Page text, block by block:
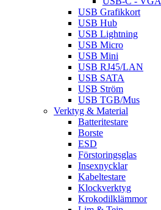
USB Grafikkort
USB Hub
USB Lightning
USB Micro
USB Mini
USB RJ45/LAN
USB SATA
USB Ström
USB TGB/Mus
Verktyg & Material
Batteritestare
Borste
ESD
Förstoringsglas
Insexnycklar
Kabeltestare
Klockverktyg
Krokodilklämmor